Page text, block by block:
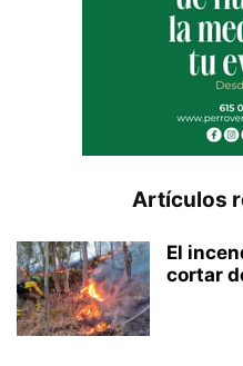
Artículos
El
cortar